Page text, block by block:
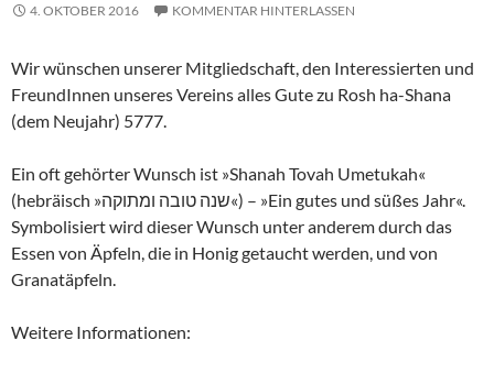
4. OKTOBER 2016 KOMMENTAR HINTERLASSEN
Wir wünschen unserer Mitgliedschaft, den Interessierten und
FreundInnen unseres Vereins alles Gute zu Rosh ha-Shana
(dem Neujahr) 5777.
Ein oft gehörter Wunsch ist »Shanah Tovah Umetukah«
(hebräisch »שנה טובה ומתוקה«) – »Ein gutes und süßes Jahr«.
Symbolisiert wird dieser Wunsch unter anderem durch das
Essen von Äpfeln, die in Honig getaucht werden, und von
Granatäpfeln.
Weitere Informationen: